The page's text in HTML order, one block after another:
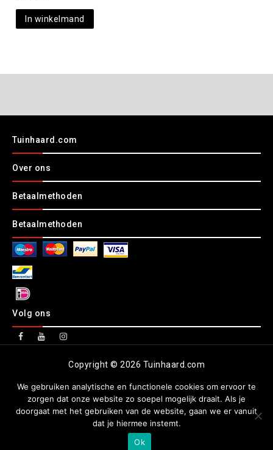
In winkelmand
Tuinhaard.com
Over ons
Betaalmethoden
Betaalmethoden
Volg ons
Copyright © 2026 Tuinhaard.com
We gebruiken analytische en functionele cookies om ervoor te
zorgen dat onze website zo soepel mogelijk draait. Als je
doorgaat met het gebruiken van de website, gaan we er vanuit
dat je hiermee instemt.
Ok